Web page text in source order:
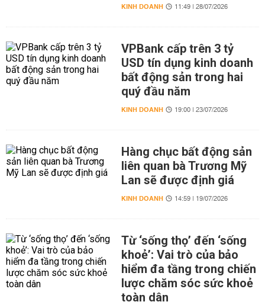
KINH DOANH 11:49 | 28/07/2026
VPBank cấp trên 3 tỷ
USD tín dụng kinh doanh
bất động sản trong hai
quý đầu năm
KINH DOANH 19:00 | 23/07/2026
Hàng chục bất động sản
liên quan bà Trương Mỹ
Lan sẽ được định giá
KINH DOANH 14:59 | 19/07/2026
Từ ‘sống thọ’ đến ‘sống
khoẻ’: Vai trò của bảo
hiểm đa tầng trong chiến
lược chăm sóc sức khoẻ
toàn dân